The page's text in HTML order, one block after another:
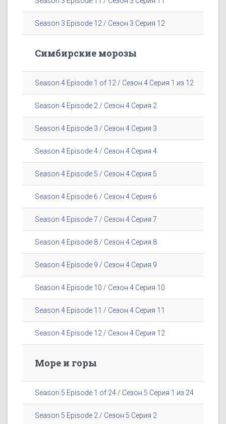
Season 3 Episode 12 / Сезон 3 Серия 12
Симбирские морозы
Season 4 Episode 1 of 12 / Сезон 4 Серия 1 из 12
Season 4 Episode 2 / Сезон 4 Серия 2
Season 4 Episode 3 / Сезон 4 Серия 3
Season 4 Episode 4 / Сезон 4 Серия 4
Season 4 Episode 5 / Сезон 4 Серия 5
Season 4 Episode 6 / Сезон 4 Серия 6
Season 4 Episode 7 / Сезон 4 Серия 7
Season 4 Episode 8 / Сезон 4 Серия 8
Season 4 Episode 9 / Сезон 4 Серия 9
Season 4 Episode 10 / Сезон 4 Серия 10
Season 4 Episode 11 / Сезон 4 Серия 11
Season 4 Episode 12 / Сезон 4 Серия 12
Море и горы
Season 5 Episode 1 of 24 / Сезон 5 Серия 1 из 24
Season 5 Episode 2 / Сезон 5 Серия 2